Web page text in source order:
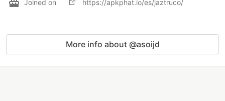
Joined on https://apkphat.io/es/jaztruco/
More info about @asoijd